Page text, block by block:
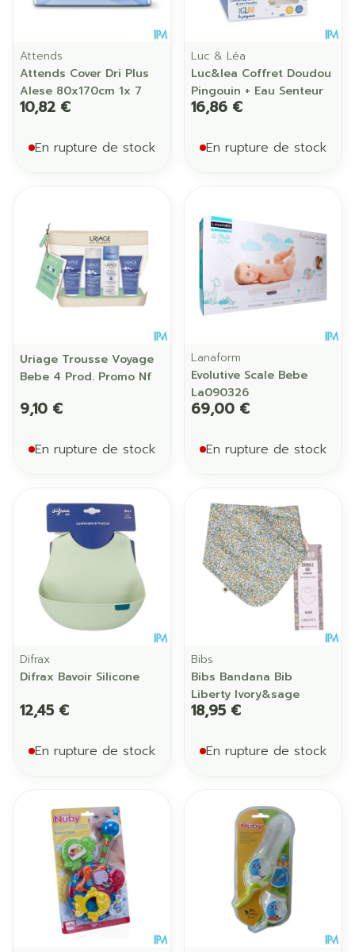
Attends
Attends Cover Dri Plus
Alese 80x170cm 1x 7
10,82 €
En rupture de stock
Luc & Léa
Luc&lea Coffret Doudou
Pingouin + Eau Senteur
16,86 €
En rupture de stock
Uriage Trousse Voyage
Bebe 4 Prod. Promo Nf
9,10 €
En rupture de stock
Lanaform
Evolutive Scale Bebe
La090326
69,00 €
En rupture de stock
Difrax
Difrax Bavoir Silicone
12,45 €
En rupture de stock
Bibs
Bibs Bandana Bib
Liberty Ivory&sage
18,95 €
En rupture de stock